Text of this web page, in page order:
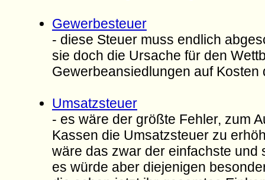
Gewerbesteuer
- diese Steuer muss endlich
sie doch die Ursache für den
Gewerbeansiedlungen auf Kosten
Umsatzsteuer
- es wäre der größte Fehler, zum
Kassen die Umsatzsteuer zu
wäre das zwar der einfachste und
es würde aber diejenigen